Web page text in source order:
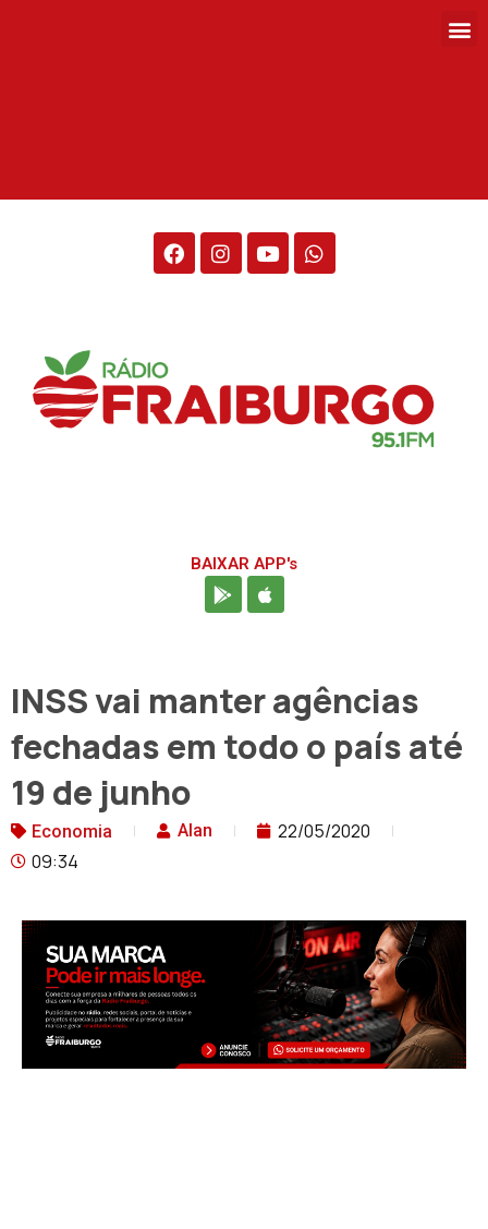
BAIXAR APP's
INSS vai manter agências
fechadas em todo o país até
19 de junho
Economia Alan
22/05/2020
09:34